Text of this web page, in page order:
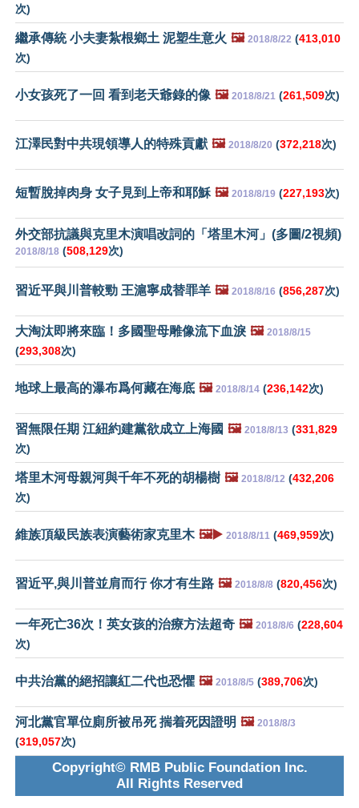
次)
繼承傳統 小夫妻紮根鄉土 泥塑生意火 🖼️ 2018/8/22 (413,010
次)
小女孩死了一回 看到老天爺錄的像 🖼️ 2018/8/21 (261,509次)
江澤民對中共現領導人的特殊貢獻 🖼️ 2018/8/20 (372,218次)
短暫脫掉肉身 女子見到上帝和耶穌 🖼️ 2018/8/19 (227,193次)
外交部抗議與克里木演唱改詞的「塔里木河」(多圖/2視頻)
2018/8/18 (508,129次)
習近平與川普較勁 王滬寧成替罪羊 🖼️ 2018/8/16 (856,287次)
大淘汰即將來臨！多國聖母雕像流下血淚 🖼️ 2018/8/15
(293,308次)
地球上最高的瀑布爲何藏在海底 🖼️ 2018/8/14 (236,142次)
習無限任期 江紐約建黨欲成立上海國 🖼️ 2018/8/13 (331,829
次)
塔里木河母親河與千年不死的胡楊樹 🖼️ 2018/8/12 (432,206
次)
維族頂級民族表演藝術家克里木 🖼️▶️ 2018/8/11 (469,959次)
習近平,與川普並肩而行 你才有生路 🖼️ 2018/8/8 (820,456次)
一年死亡36次！英女孩的治療方法超奇 🖼️ 2018/8/6 (228,604
次)
中共治黨的絕招讓紅二代也恐懼 🖼️ 2018/8/5 (389,706次)
河北黨官單位廁所被吊死 揣着死因證明 🖼️ 2018/8/3
(319,057次)
Copyright© RMB Public Foundation Inc.
All Rights Reserved